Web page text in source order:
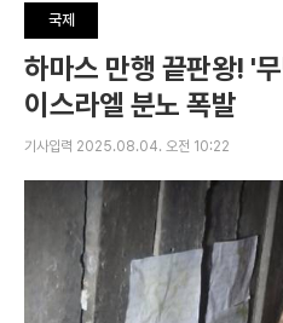
뉴
펼
치
기
국제
하마스 만행 끝판왕! '
이스라엘 분노 폭발
기사입력 2025.08.04. 오전 10:22